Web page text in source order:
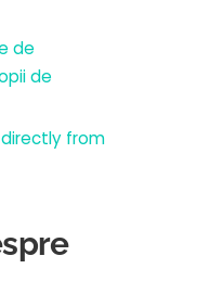
de
de
from